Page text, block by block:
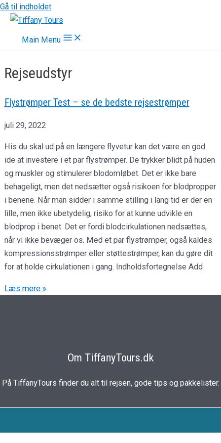
Gå til indholdet
Main Menu
Rejseudstyr
Flystrømper Test – se de bedste rejsestrømper
juli 29, 2022
His du skal ud på en længere flyvetur kan det være en god
ide at investere i et par flystrømper. De trykker blidt på huden
og muskler og stimulerer blodomløbet. Det er ikke bare
behageligt, men det nedsætter også risikoen for blodpropper
i benene. Når man sidder i samme stilling i lang tid er der en
lille, men ikke ubetydelig, risiko for at kunne udvikle en
blodprop i benet. Det er fordi blodcirkulationen nedsættes,
når vi ikke bevæger os. Med et par flystrømper, også kaldes
kompressionsstrømper eller støttestrømper, kan du gøre dit
for at holde cirkulationen i gang. Indholdsfortegnelse Add
Læs mere »
Om TiffanyTours.dk
På TiffanyTours finder du alt til rejsen, gode tips og pakkelister.